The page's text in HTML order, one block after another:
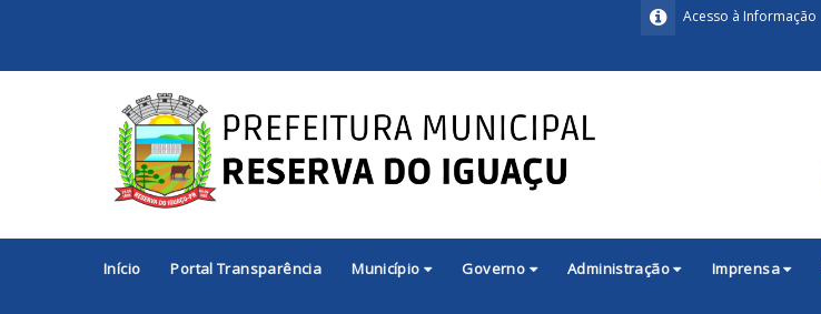
Acesso à Informação
Início Portal Transparência Município Governo Administração Imprensa